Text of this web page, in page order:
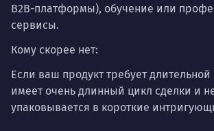
B2B-платформы), обучение или
сервисы.
Кому скорее нет:
Если ваш продукт требует
имеет очень длинный цикл сделки и
упаковывается в короткие